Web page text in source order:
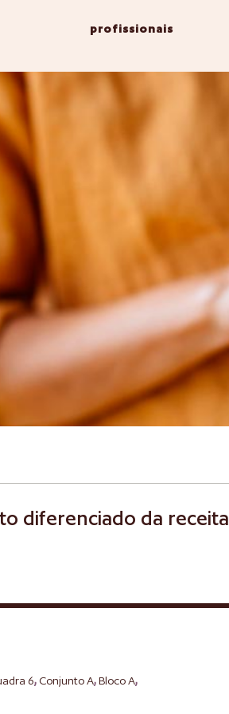
profissionais
diferenciado da receita
6,Conjunto A,Bloco A,